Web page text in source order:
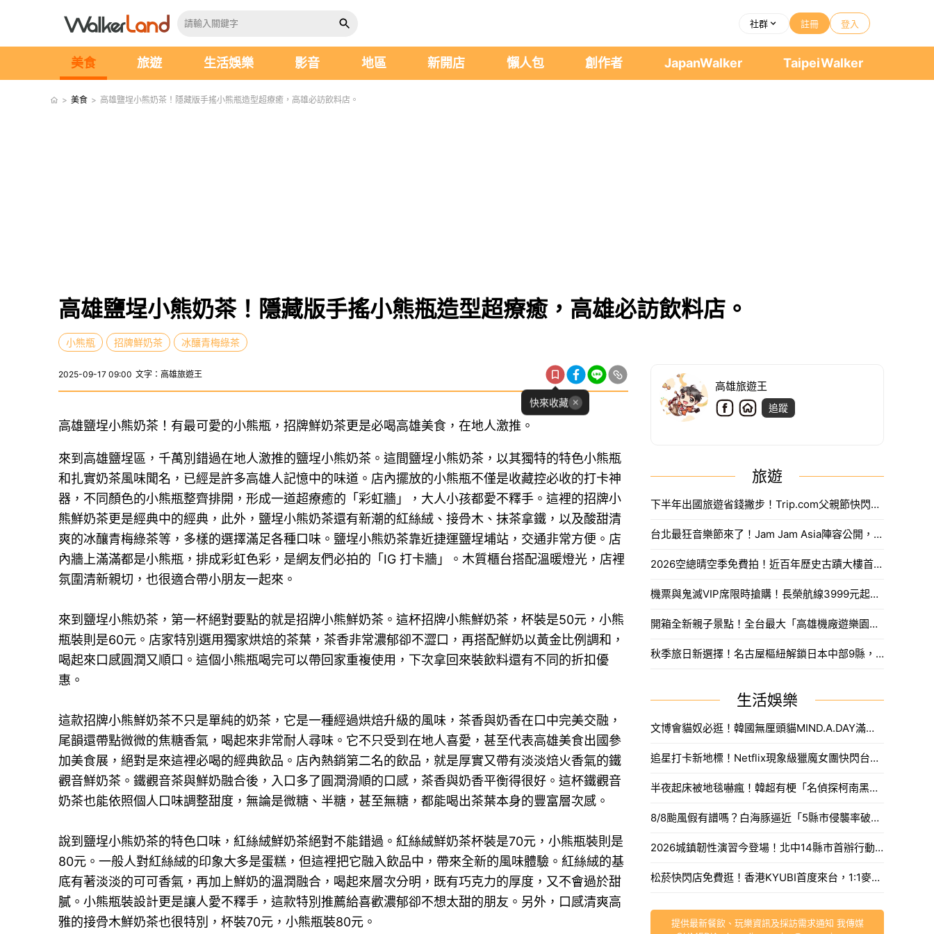
社群 註冊 登入
美食 旅遊 生活娛樂 影音 地區 新開店 懶人包 創作者 JapanWalker TaipeiWalker
> 美食 > 高雄鹽埕小熊奶茶！隱藏版手搖小熊瓶造型超療癒，高雄必訪飲料店。
高雄鹽埕小熊奶茶！隱藏版手搖小熊瓶造型超療癒，高雄必訪飲料店。
小熊瓶 招牌鮮奶茶 冰釀青梅綠茶
2025-09-17 09:00 文字：高雄旅遊王
快來收藏
高雄鹽埕小熊奶茶！有最可愛的小熊瓶，招牌鮮奶茶更是必喝高雄美食，在地人激推。
來到高雄鹽埕區，千萬別錯過在地人激推的鹽埕小熊奶茶。這間鹽埕小熊奶茶，以其獨特的特色小熊瓶
和扎實奶茶風味聞名，已經是許多高雄人記憶中的味道。店內擺放的小熊瓶不僅是收藏控必收的打卡神
器，不同顏色的小熊瓶整齊排開，形成一道超療癒的「彩虹牆」，大人小孩都愛不釋手。這裡的招牌小
熊鮮奶茶更是經典中的經典，此外，鹽埕小熊奶茶還有新潮的紅絲絨、接骨木、抹茶拿鐵，以及酸甜清
爽的冰釀青梅綠茶等，多樣的選擇滿足各種口味。鹽埕小熊奶茶靠近捷運鹽埕埔站，交通非常方便。店
內牆上滿滿都是小熊瓶，排成彩虹色彩，是網友們必拍的「IG 打卡牆」。木質櫃台搭配溫暖燈光，店裡
氛圍清新親切，也很適合帶小朋友一起來。
來到鹽埕小熊奶茶，第一杯絕對要點的就是招牌小熊鮮奶茶。這杯招牌小熊鮮奶茶，杯裝是50元，小熊
瓶裝則是60元。店家特別選用獨家烘焙的茶葉，茶香非常濃郁卻不澀口，再搭配鮮奶以黃金比例調和，
喝起來口感圓潤又順口。這個小熊瓶喝完可以帶回家重複使用，下次拿回來裝飲料還有不同的折扣優
惠。
這款招牌小熊鮮奶茶不只是單純的奶茶，它是一種經過烘焙升級的風味，茶香與奶香在口中完美交融，
尾韻還帶點微微的焦糖香氣，喝起來非常耐人尋味。它不只受到在地人喜愛，甚至代表高雄美食出國參
加美食展，絕對是來這裡必喝的經典飲品。店內熱銷第二名的飲品，就是厚實又帶有淡淡焙火香氣的鐵
觀音鮮奶茶。鐵觀音茶與鮮奶融合後，入口多了圓潤滑順的口感，茶香與奶香平衡得很好。這杯鐵觀音
奶茶也能依照個人口味調整甜度，無論是微糖、半糖，甚至無糖，都能喝出茶葉本身的豐富層次感。
說到鹽埕小熊奶茶的特色口味，紅絲絨鮮奶茶絕對不能錯過。紅絲絨鮮奶茶杯裝是70元，小熊瓶裝則是
80元。一般人對紅絲絨的印象大多是蛋糕，但這裡把它融入飲品中，帶來全新的風味體驗。紅絲絨的基
底有著淡淡的可可香氣，再加上鮮奶的溫潤融合，喝起來層次分明，既有巧克力的厚度，又不會過於甜
膩。小熊瓶裝設計更是讓人愛不釋手，這款特別推薦給喜歡濃郁卻不想太甜的朋友。另外，口感清爽高
雅的接骨木鮮奶茶也很特別，杯裝70元，小熊瓶裝80元。
高雄旅遊王
追蹤
旅遊
下半年出國旅遊省錢撇步！Trip.com父親節快閃折抵888元限量優惠代碼搶法。
台北最狂音樂節來了！Jam Jam Asia陣容公開，限量奢華住房套票開搶。
2026空總晴空季免費拍！近百年歷史古蹟大樓首度開放，沈浸式光影藝術、星空劇場。
機票與鬼滅VIP席限時搶購！長榮航線3999元起，中信兄弟主題套票8月7日開賣攻略。
開箱全新親子景點！全台最大「高雄機廠遊樂園區」8/8開幕，攀岩場、戲水區30項設施免費玩。
秋季旅日新選擇！名古屋樞紐解鎖日本中部9縣，搶先預訂父親節孝親賞楓之旅。
生活娛樂
文博會貓奴必逛！韓國無厘頭貓MIND.A.DAY滿額送周邊，作家親揭台灣限定新品。
追星打卡新地標！Netflix現象級獵魔女團快閃台中，魂門舞台與限定週邊完整開箱。
半夜起床被地毯嚇瘋！韓超有梗「名偵探柯南黑衣人」系列周邊，用玻璃杯喝水直接被死亡凝視。
8/8颱風假有譜嗎？白海豚逼近「5縣市侵襲率破40%」，氣象署最快今發海警。
2026城鎮韌性演習今登場！北中14縣市首辦行動網路降速，外送暫停接單、全台注意事項一次看。
松菸快閃店免費逛！香港KYUBI首度來台，1:1麥可傑克森雕像震撼登場。
提供最新餐飲、玩樂資訊及採訪需求通知 我傳媒